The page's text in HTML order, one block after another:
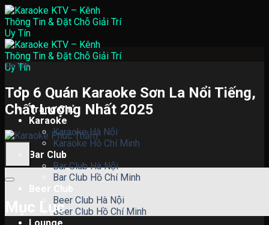
Skip
to
content
Trang Chủ
Karaoke
Karaoke Hà Nội
Karaoke Hồ Chí Minh
Bar Club
Bar Club Hà Nội
Bar Club Hồ Chí Minh
Beer Club
Beer Club Hà Nội
Beer Club Hồ Chí Minh
Tin Tức
Top 6 Quán Karaoke Sơn La Nổi Tiếng,
Chất Lượng Nhất 2025
Mục Lục